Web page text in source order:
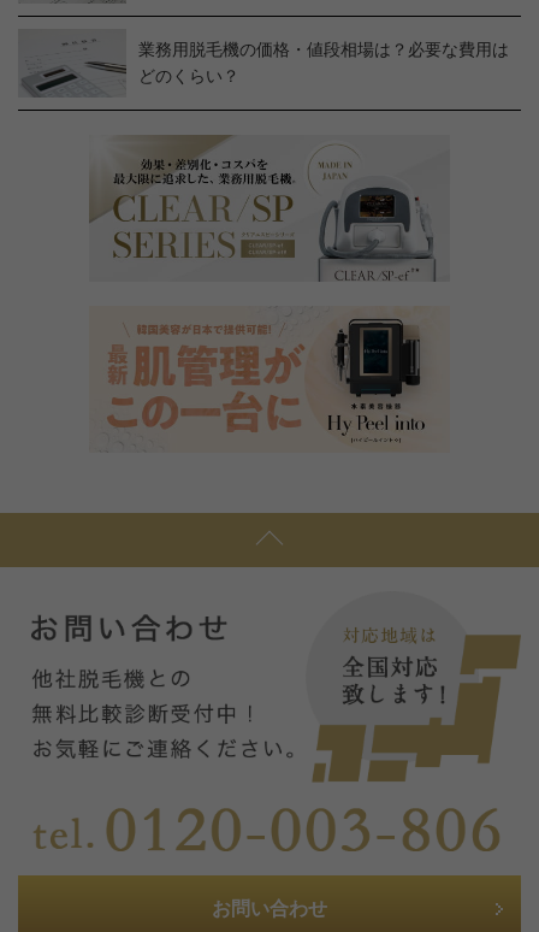
業務用脱毛機の価格・値段相場は？必要な費用は
どのくらい？
お問い合わせ